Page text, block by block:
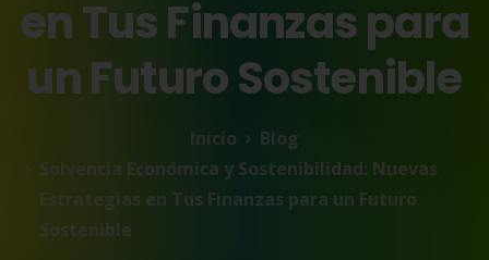
enTusFinanzaspara
unFuturoSostenible
Inicio
Blog
Solvencia Económica y Sostenibilidad: Nuevas
Estrategias en Tus Finanzas para un Futuro
Sostenible